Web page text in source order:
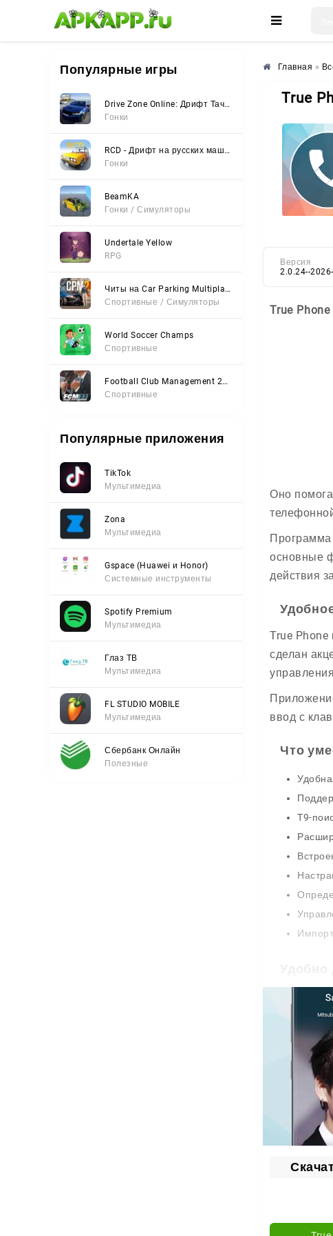
🌸 🌼 🌺
Популярные игры
Drive Zone Online: Дрифт Тачки
Гонки
RCD - Дрифт на русских машинах
Гонки
BeamKA
Гонки / Симуляторы
Undertale Yellow
RPG
Читы на Car Parking Multiplayer 2 (Все открыто, Мод-Меню)
Спортивные / Симуляторы
World Soccer Champs
Спортивные
Football Club Management 2023
Спортивные
Популярные приложения
TikTok
Мультимедиа
Zona
Мультимедиа
Gspace (Huawei и Honor)
Системные инструменты
Spotify Premium
Мультимедиа
Глаз ТВ
Мультимедиа
FL STUDIO MOBILE
Мультимедиа
Сбербанк Онлайн
Полезные
Главная »
True
Версия
2.0.24--
True Phone
Оно
Программа
основные
действия
True Phone
сделан
ввод с
Что
T9-
True
путаницы
Гибкие
Одна из
удобным
В